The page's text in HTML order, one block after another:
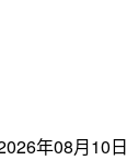
年08月10日